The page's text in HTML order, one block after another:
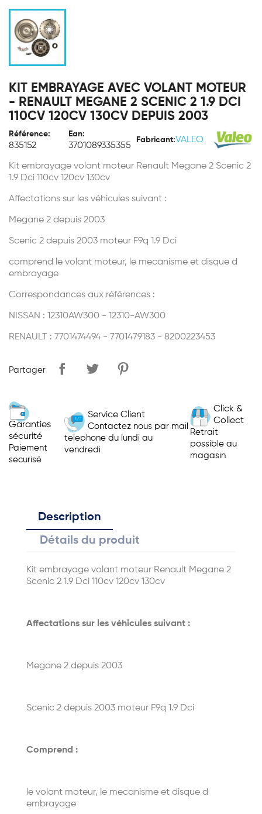
KIT EMBRAYAGE AVEC VOLANT MOTEUR
- RENAULT MEGANE 2 SCENIC 2 1.9 DCI
110CV 120CV 130CV DEPUIS 2003
Référence:
835152
Ean:
3701089335355
Fabricant:VALEO
Kit embrayage volant moteur Renault Megane 2 Scenic 2
1.9 Dci 110cv 120cv 130cv
Affectations sur les véhicules suivant :
Megane 2 depuis 2003
Scenic 2 depuis 2003 moteur F9q 1.9 Dci
comprend le volant moteur, le mecanisme et disque d
embrayage
Correspondances aux références :
NISSAN : 12310AW300 - 12310-AW300
RENAULT : 7701474494 - 7701479183 - 8200223453
Partager
Garanties
sécurité
Paiement
securisé
Service Client
Contactez nous par mail
telephone du lundi au
vendredi
Click &
Collect
Retrait
possible au
magasin
Description
Détails du produit
Kit embrayage volant moteur Renault Megane 2
Scenic 2 1.9 Dci 110cv 120cv 130cv
Affectations sur les véhicules suivant :
Megane 2 depuis 2003
Scenic 2 depuis 2003 moteur F9q 1.9 Dci
Comprend :
le volant moteur, le mecanisme et disque d
embrayage